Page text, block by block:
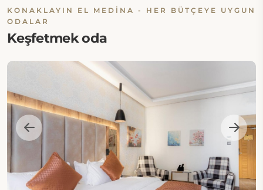
KONAKLAYIN EL MEDINA - HER BÜTÇEYE UYGUN
ODALAR
Keşfetmek oda